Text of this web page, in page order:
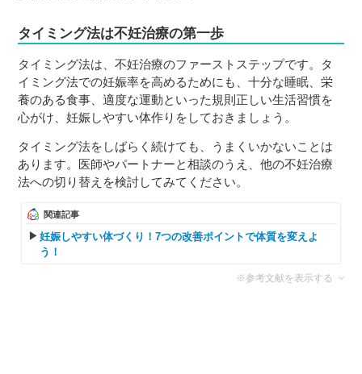
タイミング法は不妊治療の第一歩
タイミング法は、不妊治療のファーストステップです。タ
イミング法での妊娠率を高めるためにも、十分な睡眠、栄
養のある食事、適度な運動といった規則正しい生活習慣を
心がけ、妊娠しやすい体作りをしておきましょう。
タイミング法をしばらく続けても、うまくいかないことは
あります。医師やパートナーと相談のうえ、他の不妊治療
法への切り替えを検討してみてください。
関連記事
妊娠しやすい体づくり！7つの改善ポイントで体質を変えよ
う！
※参考文献を表示する